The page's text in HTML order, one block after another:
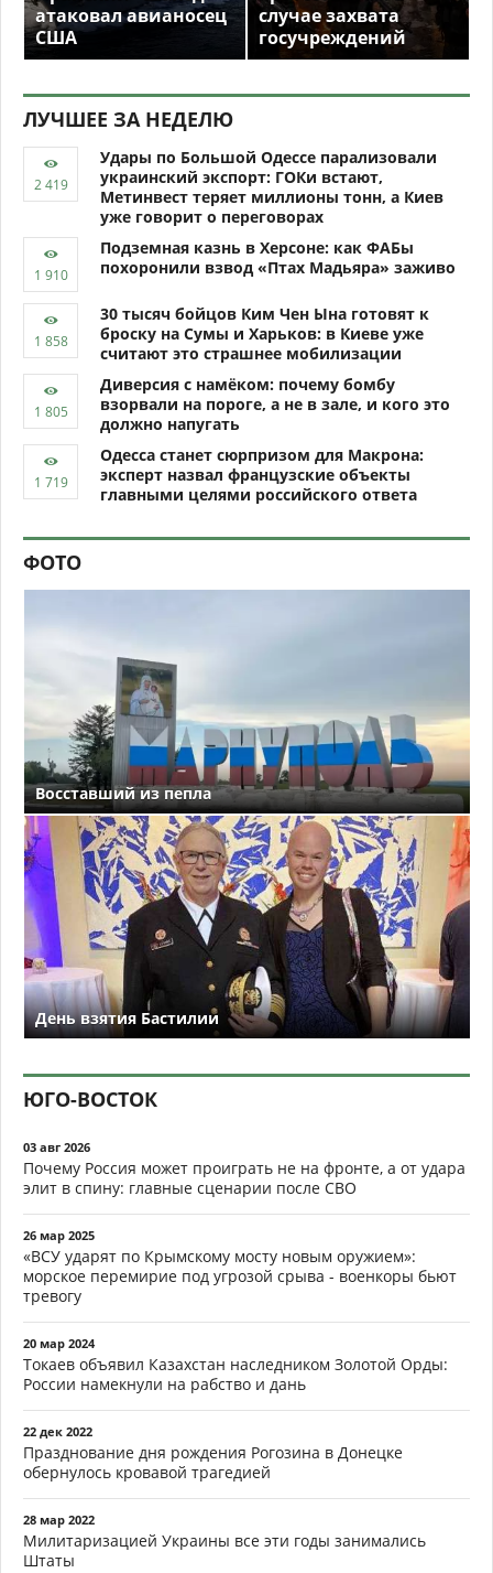
атаковал авианосец
США
случае захвата
госучреждений
ЛУЧШЕЕ ЗА НЕДЕЛЮ
Удары по Большой Одессе парализовали
украинский экспорт: ГОКи встают,
Метинвест теряет миллионы тонн, а Киев
уже говорит о переговорах
Подземная казнь в Херсоне: как ФАБы
похоронили взвод «Птах Мадьяра» заживо
30 тысяч бойцов Ким Чен Ына готовят к
броску на Сумы и Харьков: в Киеве уже
считают это страшнее мобилизации
Диверсия с намёком: почему бомбу
взорвали на пороге, а не в зале, и кого это
должно напугать
Одесса станет сюрпризом для Макрона:
эксперт назвал французские объекты
главными целями российского ответа
ФОТО
Восставший из пепла
День взятия Бастилии
ЮГО-ВОСТОК
03 авг 2026
Почему Россия может проиграть не на фронте, а от удара
элит в спину: главные сценарии после СВО
26 мар 2025
«ВСУ ударят по Крымскому мосту новым оружием»:
морское перемирие под угрозой срыва - военкоры бьют
тревогу
20 мар 2024
Токаев объявил Казахстан наследником Золотой Орды:
России намекнули на рабство и дань
22 дек 2022
Празднование дня рождения Рогозина в Донецке
обернулось кровавой трагедией
28 мар 2022
Милитаризацией Украины все эти годы занимались
Штаты